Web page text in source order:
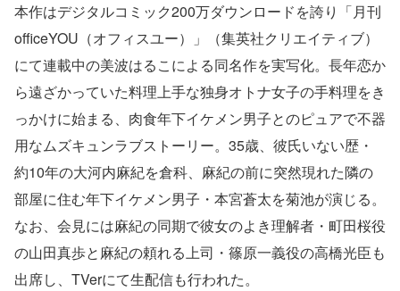
本作はデジタルコミック200万ダウンロードを誇り「月刊
officeYOU（オフィスユー）」（集英社クリエイティブ）
にて連載中の美波はるこによる同名作を実写化。長年恋か
ら遠ざかっていた料理上手な独身オトナ女子の手料理をき
っかけに始まる、肉食年下イケメン男子とのピュアで不器
用なムズキュンラブストーリー。35歳、彼氏いない歴・
約10年の大河内麻紀を倉科、麻紀の前に突然現れた隣の
部屋に住む年下イケメン男子・本宮蒼太を菊池が演じる。
なお、会見には麻紀の同期で彼女のよき理解者・町田桜役
の山田真歩と麻紀の頼れる上司・篠原一義役の高橋光臣も
出席し、TVerにて生配信も行われた。